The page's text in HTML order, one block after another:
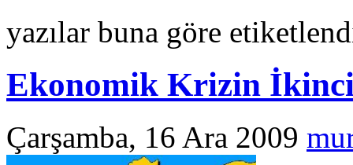
yazılar buna göre
Ekonomik Krizin İkinci
Çarşamba, 16 Ara 2009